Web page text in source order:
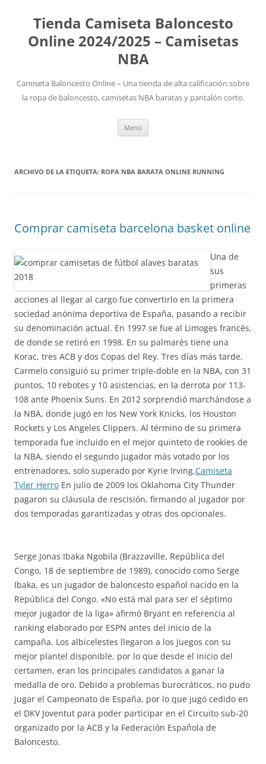
Tienda Camiseta Baloncesto
Online 2024/2025 – Camisetas
NBA
Camiseta Baloncesto Online – Una tienda de alta calificación sobre
la ropa de baloncesto, camisetas NBA baratas y pantalón corto.
Menú
ARCHIVO DE LA ETIQUETA: ROPA NBA BARATA ONLINE RUNNING
Comprar camiseta barcelona basket online
Una de
sus
primeras
acciones al llegar al cargo fue convertirlo en la primera
sociedad anónima deportiva de España, pasando a recibir
su denominación actual. En 1997 se fue al Limoges francés,
de donde se retiró en 1998. En su palmarés tiene una
Korac, tres ACB y dos Copas del Rey. Tres días más tarde,
Carmelo consiguió su primer triple-doble en la NBA, con 31
puntos, 10 rebotes y 10 asistencias, en la derrota por 113-
108 ante Phoenix Suns. En 2012 sorprendió marchándose a
la NBA, donde jugó en los New York Knicks, los Houston
Rockets y Los Angeles Clippers. Al término de su primera
temporada fue incluido en el mejor quinteto de rookies de
la NBA, siendo el segundo jugador más votado por los
entrenadores, solo superado por Kyrie Irving.Camiseta
Tyler Herro En julio de 2009 los Oklahoma City Thunder
pagaron su cláusula de rescisión, firmando al jugador por
dos temporadas garantizadas y otras dos opcionales.
Serge Jonas Ibaka Ngobila (Brazzaville, República del
Congo, 18 de septiembre de 1989), conocido como Serge
Ibaka, es un jugador de baloncesto español nacido en la
República del Congo. «No está mal para ser el séptimo
mejor jugador de la liga» afirmó Bryant en referencia al
ranking elaborado por ESPN antes del inicio de la
campaña. Los albicelestes llegaron a los Juegos con su
mejor plantel disponible, por lo que desde el inicio del
certamen, eran los principales candidatos a ganar la
medalla de oro. Debido a problemas burocráticos, no pudo
jugar el Campeonato de España, por lo que jugó cedido en
el DKV Joventut para poder participar en el Circuito sub-20
organizado por la ACB y la Federación Española de
Baloncesto.